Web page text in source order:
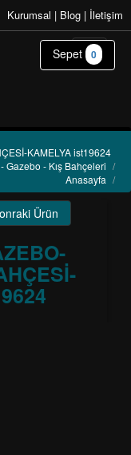
Kurumsal | Blog | İletişim
KAMELYA ist19624
Gazebo - Kış Bahçeleri /
Anasayfa /
Ürün
Sepet 0